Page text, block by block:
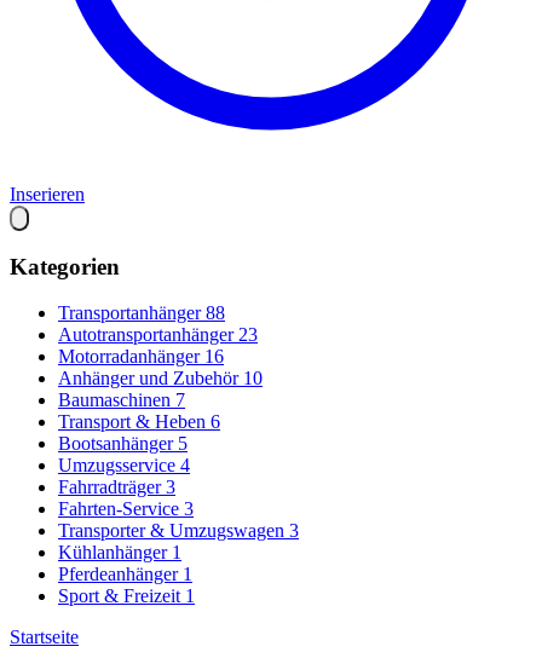
Inserieren
Kategorien
Transportanhänger 88
Autotransportanhänger 23
Motorradanhänger 16
Anhänger und Zubehör 10
Baumaschinen 7
Transport & Heben 6
Bootsanhänger 5
Umzugsservice 4
Fahrradträger 3
Fahrten-Service 3
Transporter & Umzugswagen 3
Kühlanhänger 1
Pferdeanhänger 1
Sport & Freizeit 1
Startseite